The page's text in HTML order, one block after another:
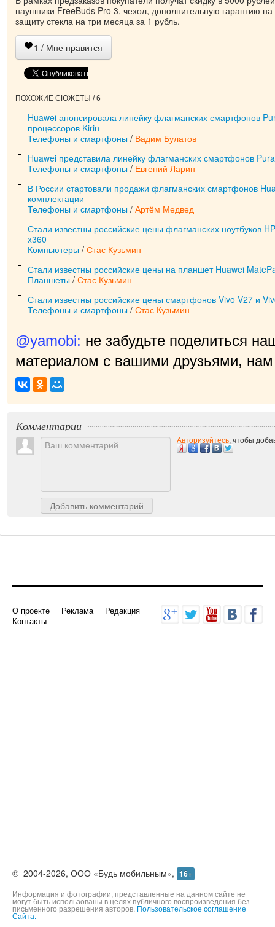
наушники FreeBuds Pro 3, чехол, дополнительную гарантию
защиту стекла на три месяца за 1 рубль.
1 / Мне нравится
ПОХОЖИЕ СЮЖЕТЫ / 6
Huawei анонсировала линейку флагманских смартфонов
процессоров Kirin
Телефоны и смартфоны / Вадим Булатов
Huawei представила линейку флагманских смартфонов
Телефоны и смартфоны / Евгений Ларин
В России стартовали продажи флагманских смартфонов
комплектации
Телефоны и смартфоны / Артём Медвед
Стали известны российские цены флагманских ноутбуков
x360
Компьютеры / Стас Кузьмин
Стали известны российские цены на планшет Huawei
Планшеты / Стас Кузьмин
Стали известны российские цены смартфонов Vivo V27 и
Телефоны и смартфоны / Стас Кузьмин
@yamobi: не забудьте поделиться
материалом с вашими друзьями, нам
приятно!
Комментарии
©2004-2026,ООО «Будь мобильным», 16+
Информация и фотографии, представленные на данном сайте не
могут быть использованы в целях публичного воспроизведения без